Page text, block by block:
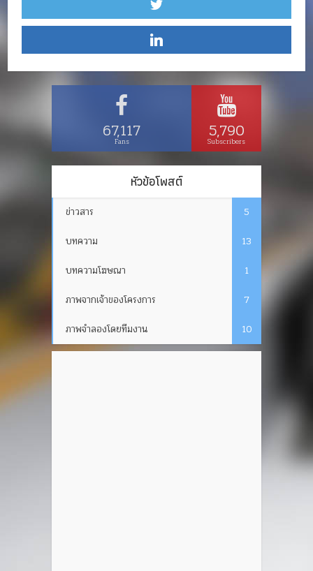
67,117
Fans 5,790
Subscribers
หัวข้อโพสต์
ข่าวสาร
5
บทความ
13
บทความโฆษณา
1
ภาพจากเจ้าของโครงการ
7
ภาพจำลองโดยทีมงาน
10